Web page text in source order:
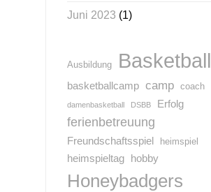
Juni 2023 (1)
Ausbildung Basketball
basketballcamp camp coach
damenbasketball DSBB Erfolg
ferienbetreuung
Freundschaftsspiel heimspiel
heimspieltag hobby
Honeybadgers